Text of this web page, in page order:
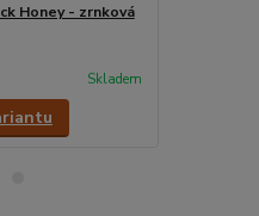
Honey - zrnková
Skladem